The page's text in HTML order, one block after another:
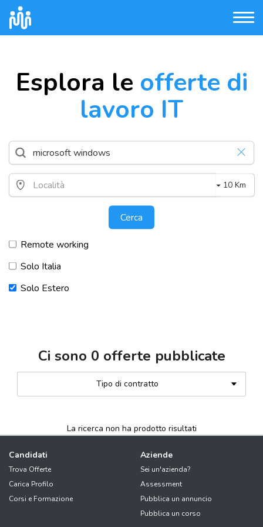
Esplora le offerte di
lavoro IT
10 Km
Cerca
Remote working
Solo Italia
Solo Estero
Ci sono 0 offerte pubblicate
Tipo di contratto
La ricerca non ha prodotto risultati
Candidati
Trova Offerte
Carica Profilo
Corsi e Formazione
Aziende
Sei un'azienda?
Assessment
Pubblica un annuncio
Pubblica un corso